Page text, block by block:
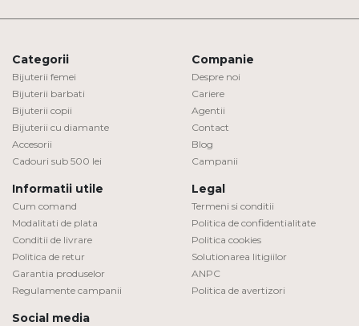
Categorii
Bijuterii femei
Bijuterii barbati
Bijuterii copii
Bijuterii cu diamante
Accesorii
Cadouri sub 500 lei
Companie
Despre noi
Cariere
Agentii
Contact
Blog
Campanii
Informatii utile
Cum comand
Modalitati de plata
Conditii de livrare
Politica de retur
Garantia produselor
Regulamente campanii
Legal
Termeni si conditii
Politica de confidentialitate
Politica cookies
Solutionarea litigiilor
ANPC
Politica de avertizori
Social media